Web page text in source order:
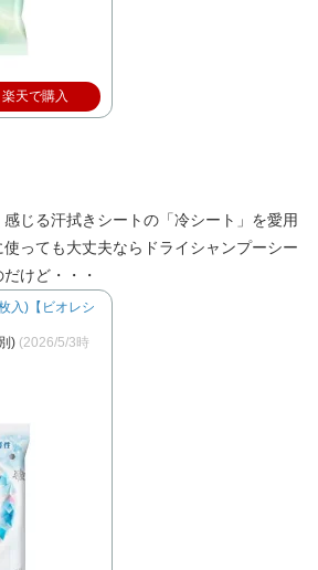
楽天で購入
じる汗拭きシートの「冷シート」を愛用
っても大丈夫ならドライシャンプーシー
けど・・・
入)【ビオレシ
) (2026/5/3時